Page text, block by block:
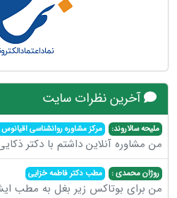
آخرین نظرات سایت
ملیحه سالاروند: مرکز مشاوره روانشناسی اقیانوس
من مشاوره آنلاین داشتم با دکتر
روژان محمدی : مطب دکتر فاطمه خزایی
من برای بوتاکس زیر بغل به مطب